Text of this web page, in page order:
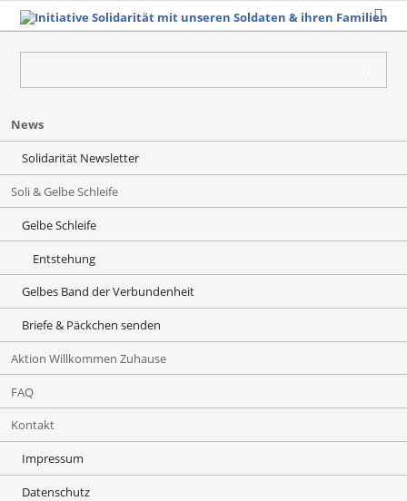
überspringen
News
Solidarität Newsletter
Soli & Gelbe Schleife
Gelbe Schleife
Entstehung
Gelbes Band der Verbundenheit
Briefe & Päckchen senden
Aktion Willkommen Zuhause
FAQ
Kontakt
Impressum
Datenschutz